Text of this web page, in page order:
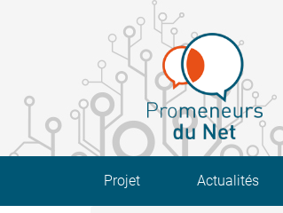
Main navigation
Projet Actualités